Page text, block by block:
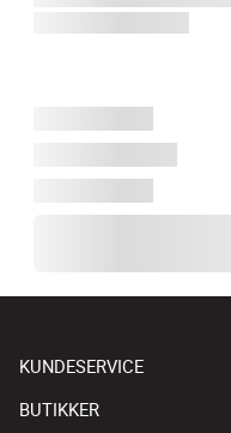
KUNDESERVICE
BUTIKKER